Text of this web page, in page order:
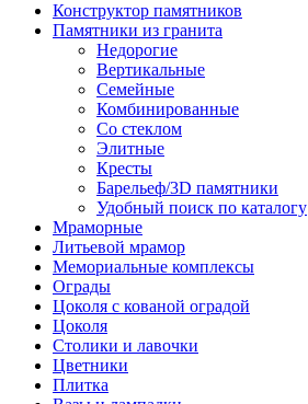
Конструктор памятников
Памятники из гранита
Недорогие
Вертикальные
Семейные
Комбинированные
Со стеклом
Элитные
Кресты
Барельеф/3D памятники
Удобный поиск по каталогу
Мраморные
Литьевой мрамор
Мемориальные комплексы
Ограды
Цоколя с кованой оградой
Цоколя
Столики и лавочки
Цветники
Плитка